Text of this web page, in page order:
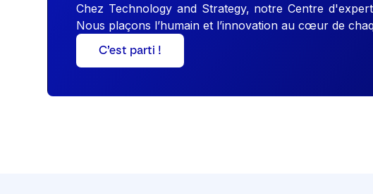
Chez Technology and Strategy, notre Centre
Nous plaçons l’humain et l’innovation au cœur de
C’est parti !